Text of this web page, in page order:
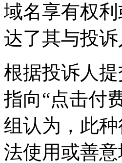
域名享有权
达了其与投
根据投诉人
指向“点击付
组认为，此
法使用或善